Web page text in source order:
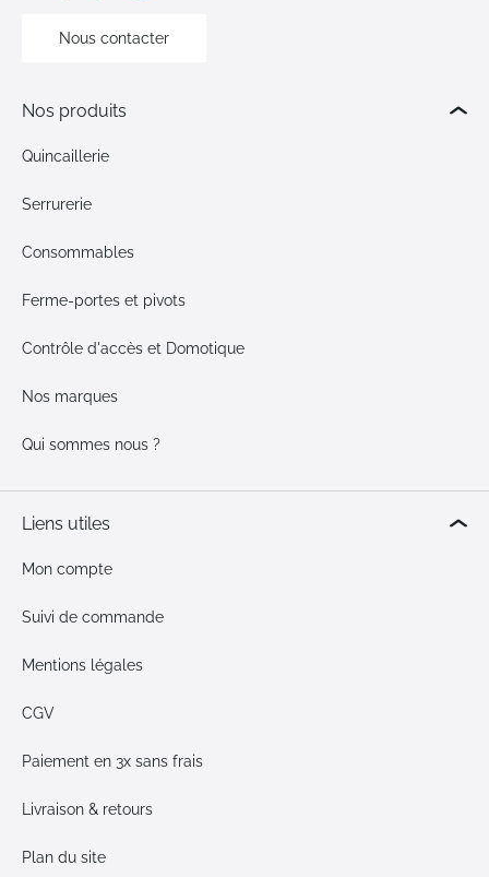
Nous contacter
Nos produits
Quincaillerie
Serrurerie
Consommables
Ferme-portes et pivots
Contrôle d'accès et Domotique
Nos marques
Qui sommes nous ?
Liens utiles
Mon compte
Suivi de commande
Mentions légales
CGV
Paiement en 3x sans frais
Livraison & retours
Plan du site